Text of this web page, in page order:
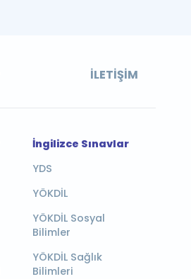
İLETIŞIM
İngilizce Sınavlar
YDS
YÖKDİL
YÖKDİL Sosyal
Bilimler
YÖKDİL Sağlık
Bilimleri